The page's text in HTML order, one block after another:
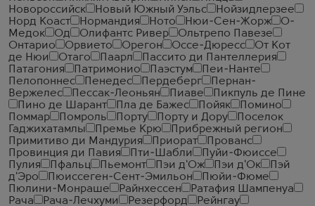
Новороссийск
Новый Южный Уэльс
Нойзидлерзее
Норд Коаст
Нормандия Ното Нюи-Сен-Жорж
О-
Медок
Од Олифантс Ривер
Ольтрепо Павезе
Онтарио
Орвието Орегон Оссе-Дюресс
От Кот
де Нюи
Отаго Паарл
Пассито ди Пантеллерия
Патагония
Патримонио Паэстум
Пеи-Нанте
Пелопоннес
Пенедес Пердеберг
Пернан-
Вержелес
Пессак-Леоньян Пиаве
Пикпуль де Пине
Пино де Шарант
Пла де Бажес Пойяк
Помино
Поммар
Помроль Порту Порту и Дору
Поселок
Гаджихатамлы
Премье Крю
Прибрежный регион
Примитиво ди Мандурия
Приорат
Прованс
Провинция ди Павия
Пти-Шабли
Пуйи-Фюиссе
Пулия
Пфальц Пьемонт Пэи д'Ож Пэи д'Ок
Пэй
д'Эро
Пюиссеген-Сент-Эмильон
Пюйи-Фюме
Пюлини-Монраше
Райнхессен
Ратафия Шампенуа
Рача
Рача-Лечхуми Резерфорд
Рейнгау